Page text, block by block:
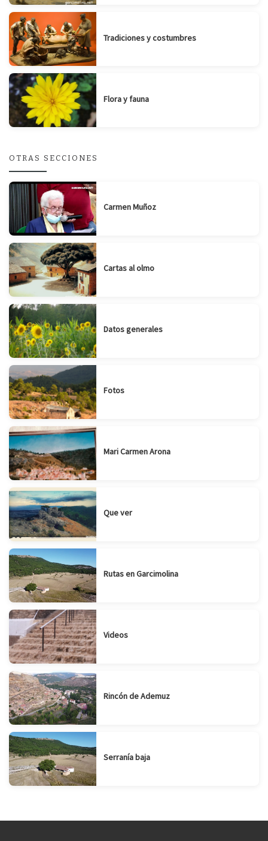
Tradiciones y costumbres
Flora y fauna
OTRAS SECCIONES
Carmen Muñoz
Cartas al olmo
Datos generales
Fotos
Mari Carmen Arona
Que ver
Rutas en Garcimolina
Videos
Rincón de Ademuz
Serranía baja